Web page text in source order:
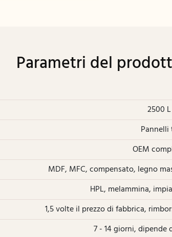
Parametri del
2500
Pannelli
OEM
MDF, MFC, compensato, legno
HPL, melammina,
1,5 volte il prezzo di fabbrica,
7 - 14 giorni, dipende